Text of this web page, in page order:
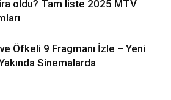
oldu? Tam liste 2025 MTV
ve Öfkeli 9 Fragmanı İzle – Yeni
Sinemalarda